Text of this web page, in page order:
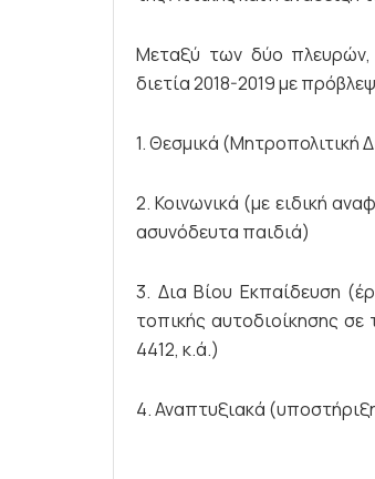
Μεταξύ των δύο
διετία 2018-2019 με
1. Θεσμικά (Μητροπολιτική
2. Κοινωνικά (με ειδική
ασυνόδευτα παιδιά)
3. Δια Βίου Εκπαίδευση
τοπικής αυτοδιοίκησης
4412, κ.ά.)
4. Αναπτυξιακά